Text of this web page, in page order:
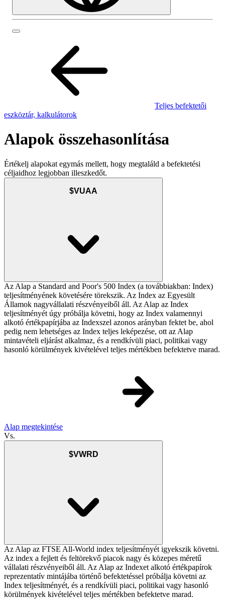
Teljes befektetői
eszköztár, kalkulátorok
Alapok összehasonlítása
Értékelj alapokat egymás mellett, hogy megtaláld a befektetési
céljaidhoz legjobban illeszkedőt.
$VUAA
Az Alap a Standard and Poor's 500 Index (a továbbiakban: Index)
teljesítményének követésére törekszik. Az Index az Egyesült
Államok nagyvállalati részvényeiből áll. Az Alap az Index
teljesítményét úgy próbálja követni, hogy az Index valamennyi
alkotó értékpapírjába az Indexszel azonos arányban fektet be, ahol
pedig nem lehetséges az Index teljes leképezése, ott az Alap
mintavételi eljárást alkalmaz, és a rendkívüli piaci, politikai vagy
hasonló körülmények kivételével teljes mértékben befektetve marad.
Alap megtekintése
Vs.
$VWRD
Az Alap az FTSE All-World index teljesítményét igyekszik követni.
Az index a fejlett és feltörekvő piacok nagy és közepes méretű
vállalati részvényeiből áll. Az Alap az Indexet alkotó értékpapírok
reprezentatív mintájába történő befektetéssel próbálja követni az
Index teljesítményét, és a rendkívüli piaci, politikai vagy hasonló
körülmények kivételével teljes mértékben befektetve marad.